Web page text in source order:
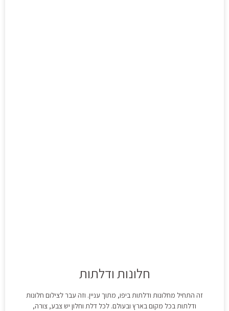
חלונות ודלתות
זה התחיל מחלונות ודלתות ביפו, מתוך עניין. וזה עבר לצילום חלונות
ודלתות בכל מקום בארץ ובעולם. לכל דלת וחלון יש צבע, צורה,